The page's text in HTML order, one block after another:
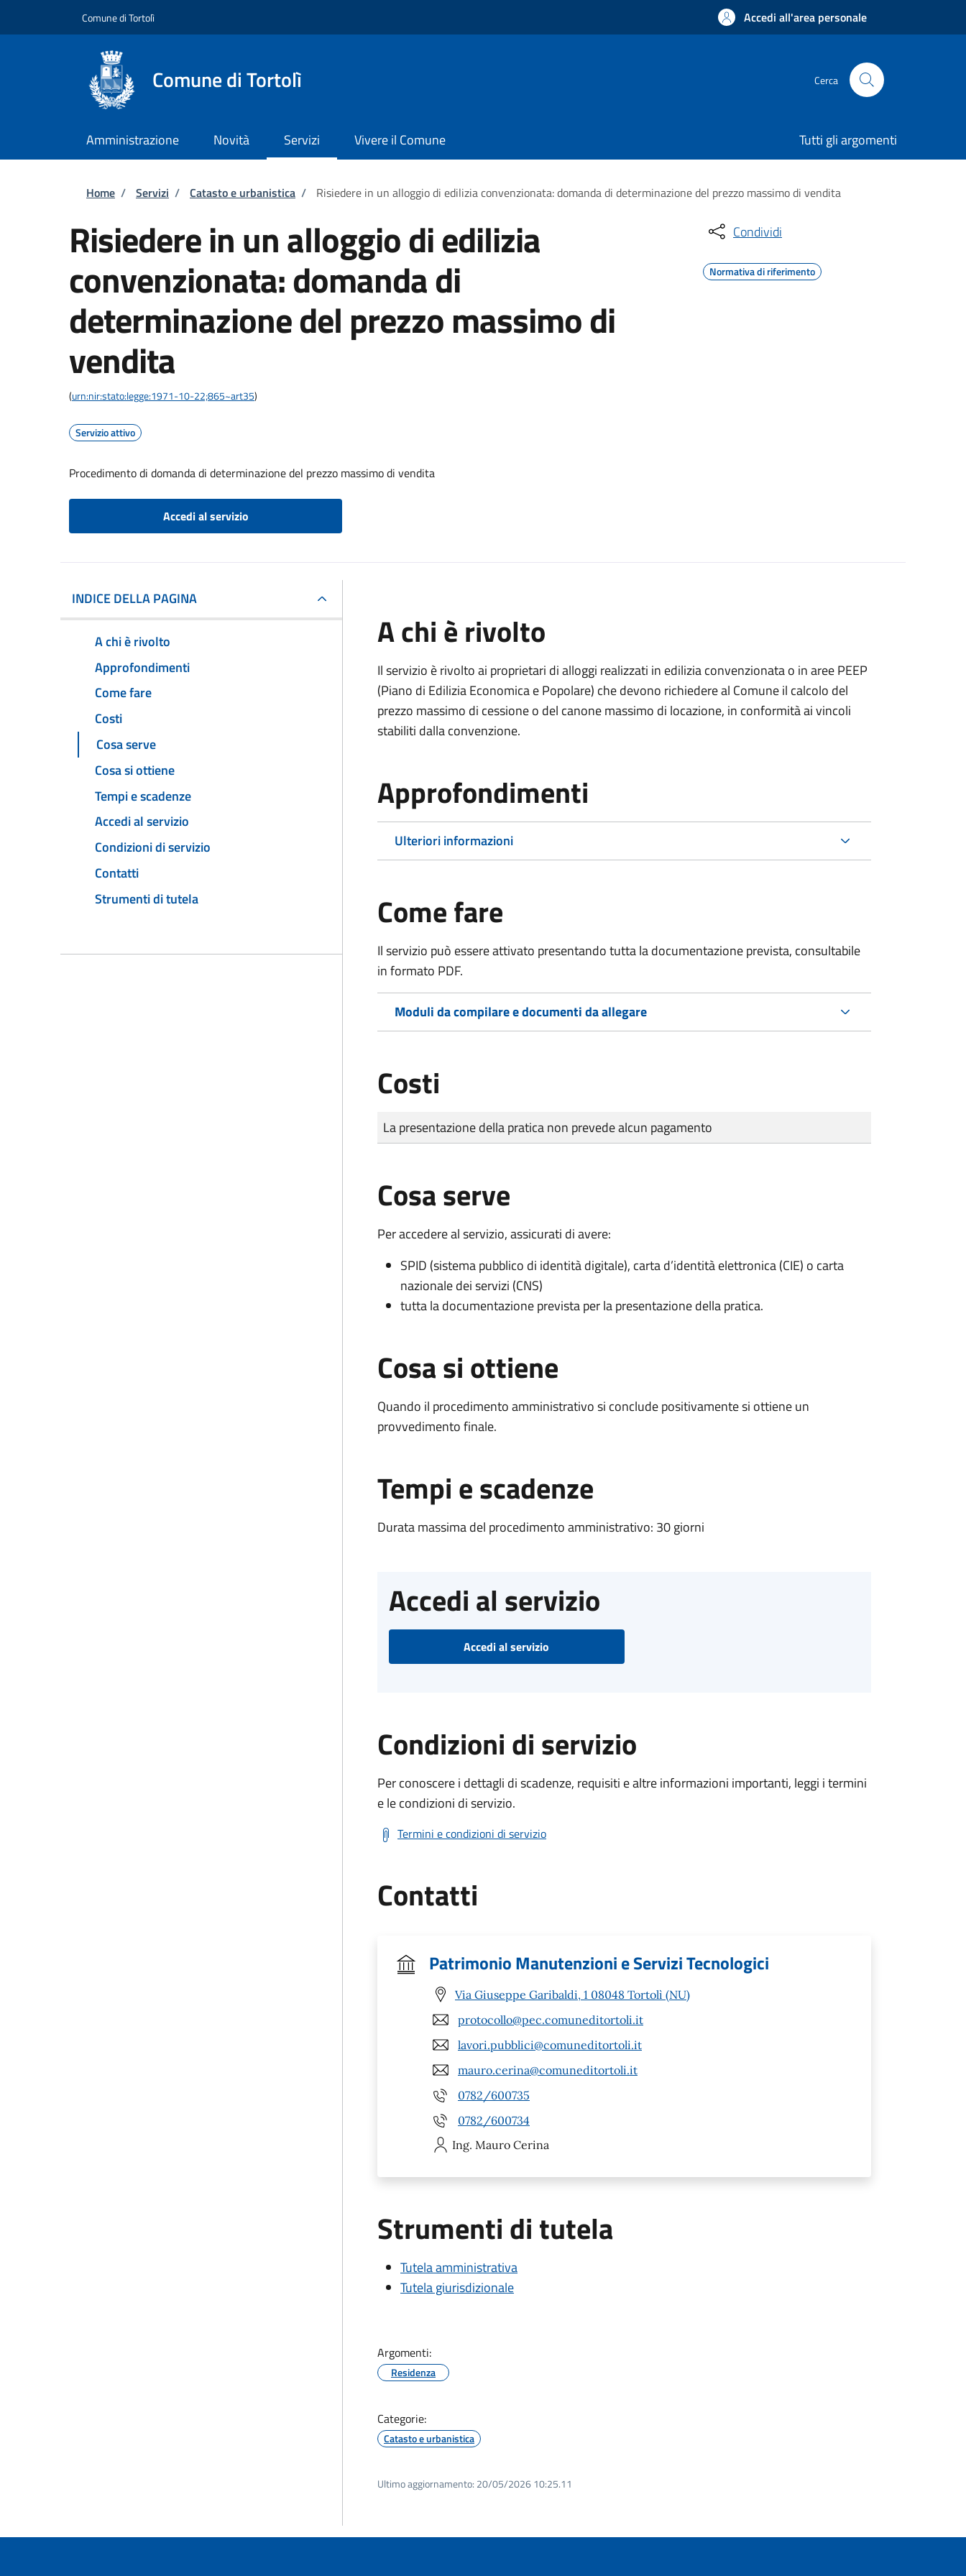
Comune di Tortolì Accedi all'area personale
Comune di Tortolì Cerca
Amministrazione Novità Servizi Vivere il Comune Tutti gli argomenti
Briciole di pane
Home / Servizi / Catasto e urbanistica / Risiedere in un alloggio di edilizia convenzionata: domanda di determinazione del prezzo massimo di vendita
Risiedere in un alloggio di edilizia
convenzionata: domanda di
determinazione del prezzo massimo di
vendita
(urn:nir:stato:legge:1971-10-22;865~art35)
Servizio attivo
Procedimento di domanda di determinazione del prezzo massimo di vendita
Accedi al servizio
Condividi
Normativa di riferimento
INDICE DELLA PAGINA
A chi è rivolto
Approfondimenti
Come fare
Costi
Cosa serve
Cosa si ottiene
Tempi e scadenze
Accedi al servizio
Condizioni di servizio
Contatti
Strumenti di tutela
A chi è rivolto
Il servizio è rivolto ai proprietari di alloggi realizzati in edilizia convenzionata o in aree PEEP
(Piano di Edilizia Economica e Popolare) che devono richiedere al Comune il calcolo del
prezzo massimo di cessione o del canone massimo di locazione, in conformità ai vincoli
stabiliti dalla convenzione.
Approfondimenti
Ulteriori informazioni
Come fare
Il servizio può essere attivato presentando tutta la documentazione prevista, consultabile
in formato PDF.
Moduli da compilare e documenti da allegare
Costi
Tipo di pagamento
Importo
La presentazione della pratica non prevede alcun pagamento
Cosa serve
Per accedere al servizio, assicurati di avere:
SPID (sistema pubblico di identità digitale), carta d’identità elettronica (CIE) o carta
nazionale dei servizi (CNS)
tutta la documentazione prevista per la presentazione della pratica.
Cosa si ottiene
Quando il procedimento amministrativo si conclude positivamente si ottiene un
provvedimento finale.
Tempi e scadenze
Durata massima del procedimento amministrativo: 30 giorni
Accedi al servizio
Accedi al servizio
Condizioni di servizio
Per conoscere i dettagli di scadenze, requisiti e altre informazioni importanti, leggi i termini
e le condizioni di servizio.
Termini e condizioni di servizio
Contatti
Patrimonio Manutenzioni e Servizi Tecnologici
Via Giuseppe Garibaldi, 1 08048 Tortolì (NU)
protocollo@pec.comuneditortoli.it
lavori.pubblici@comuneditortoli.it
mauro.cerina@comuneditortoli.it
0782/600735
0782/600734
Ing. Mauro Cerina
Strumenti di tutela
Tutela amministrativa
Tutela giurisdizionale
Argomenti:
Residenza
Categorie:
Catasto e urbanistica
Ultimo aggiornamento: 20/05/2026 10:25.11